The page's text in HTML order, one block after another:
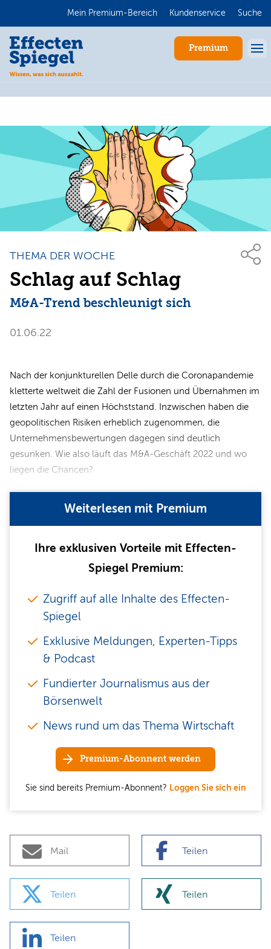
Mein Premium-Bereich Kundenservice Suche
Premium
THEMA DER WOCHE
Schlag auf Schlag
M&A-Trend beschleunigt sich
01.06.22
Nach der konjunkturellen Delle durch die Coronapandemie
kletterte weltweit die Zahl der Fusionen und Übernahmen im
letzten Jahr auf einen Höchststand. Inzwischen haben die
geopolitischen Risiken erheblich zugenommen, die
Unternehmensbewertungen dagegen sind deutlich
gesunken. Wie also läuft das M&A-Geschäft 2022 und wo
liegen die Chancen?
Weiterlesen mit Premium
Ihre exklusiven Vorteile mit Effecten-
Spiegel Premium:
Zugriff auf alle Inhalte des Effecten-
Spiegel
Exklusive Meldungen, Experten-Tipps
& Podcast
Fundierter Journalismus aus der
Börsenwelt
News rund um das Thema Wirtschaft
Premium-Abonnent werden
Sie sind bereits Premium-Abonnent? Loggen Sie sich ein
Mail Teilen
Teilen Teilen
Teilen
Anmelden